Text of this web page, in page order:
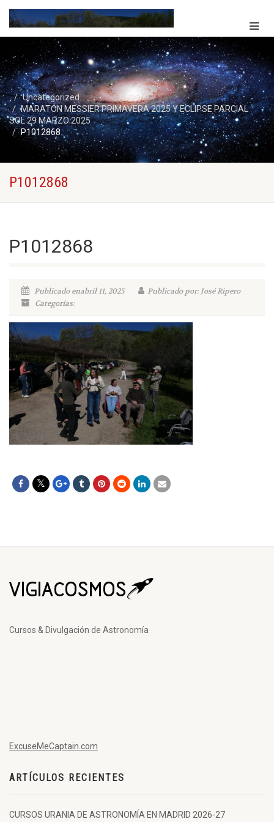
Uncategorized
MARATÓN MESSIER PRIMAVERA 2025 Y ECLIPSE PARCIAL
SOL 29 MARZO 2025
P1012868
P1012868
P1012868
Publicado enabril 11, 2025
Publicado por: José Ripero
Categorías:
Cursos & Divulgación de Astronomía
ExcuseMeCaptain.com
ARTÍCULOS RECIENTES
CURSOS URANIA DE ASTRONOMÍA EN MADRID 2026-27